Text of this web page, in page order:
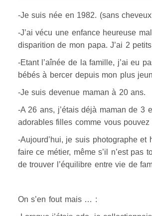
-Je suis née en 1982. (sans
-J’ai vécu une enfance heureuse
disparition de mon papa. J’ai 2
-Etant l’aînée de la famille, j’ai eu
bébés à bercer depuis mon plus
-Je suis devenue maman à 20 ans.
-A 26 ans, j’étais déjà maman de 3
adorables filles comme vous pouvez
-Aujourd’hui, je suis photographe et
faire ce métier, même s’il n’est pas
de trouver l’équilibre entre vie de
On s’en fout mais … :